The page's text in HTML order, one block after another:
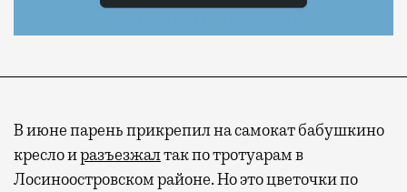
В июне парень прикрепил на самокат бабушкино
кресло иразъезжалтак по тротуарам в
Лосиноостровском районе. Но это цветочки по